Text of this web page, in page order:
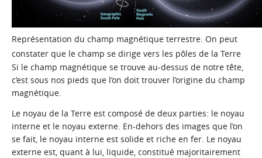
Représentation du champ magnétique terrestre. On peut
constater que le champ se dirige vers les pôles de la Terre
Si le champ magnétique se trouve au-dessus de notre tête,
c’est sous nos pieds que l’on doit trouver l’origine du champ
magnétique.
Le noyau de la Terre est composé de deux parties: le noyau
interne et le noyau externe. En-dehors des images que l’on
se fait, le noyau interne est solide et riche en fer. Le noyau
externe est, quant à lui, liquide, constitué majoritairement